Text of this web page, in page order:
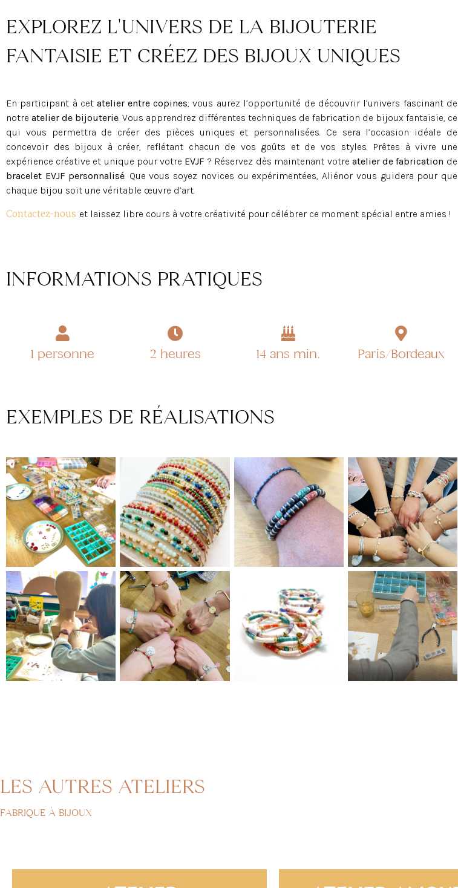
EXPLOREZ L'UNIVERS DE LA BIJOUTERIE
FANTAISIE ET CRÉEZ DES BIJOUX UNIQUES
En participant à cet atelier entre copines, vous aurez l’opportunité de découvrir l’univers fascinant de
notre atelier de bijouterie. Vous apprendrez différentes techniques de fabrication de bijoux fantaisie, ce
qui vous permettra de créer des pièces uniques et personnalisées. Ce sera l’occasion idéale de
concevoir des bijoux à créer, reflétant chacun de vos goûts et de vos styles. Prêtes à vivre une
expérience créative et unique pour votre EVJF ? Réservez dès maintenant votre atelier de fabrication de
bracelet EVJF personnalisé. Que vous soyez novices ou expérimentées, Aliénor vous guidera pour que
chaque bijou soit une véritable œuvre d’art.
Contactez-nous et laissez libre cours à votre créativité pour célébrer ce moment spécial entre amies !
INFORMATIONS PRATIQUES
1 personne 2 heures 14 ans min. Paris/Bordeaux
EXEMPLES DE RÉALISATIONS
LES AUTRES ATELIERS
FABRIQUE À BIJOUX